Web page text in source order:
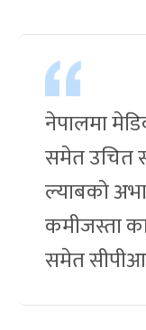
नेपालमा
समेत उचित
ल्याबको
कमीजस्ता
समेत